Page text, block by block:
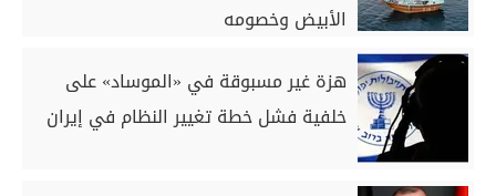
الأبيض وخصومه
هزة غير مسبوقة في «الموساد» على
خلفية فشل خطة تغيير النظام في إيران